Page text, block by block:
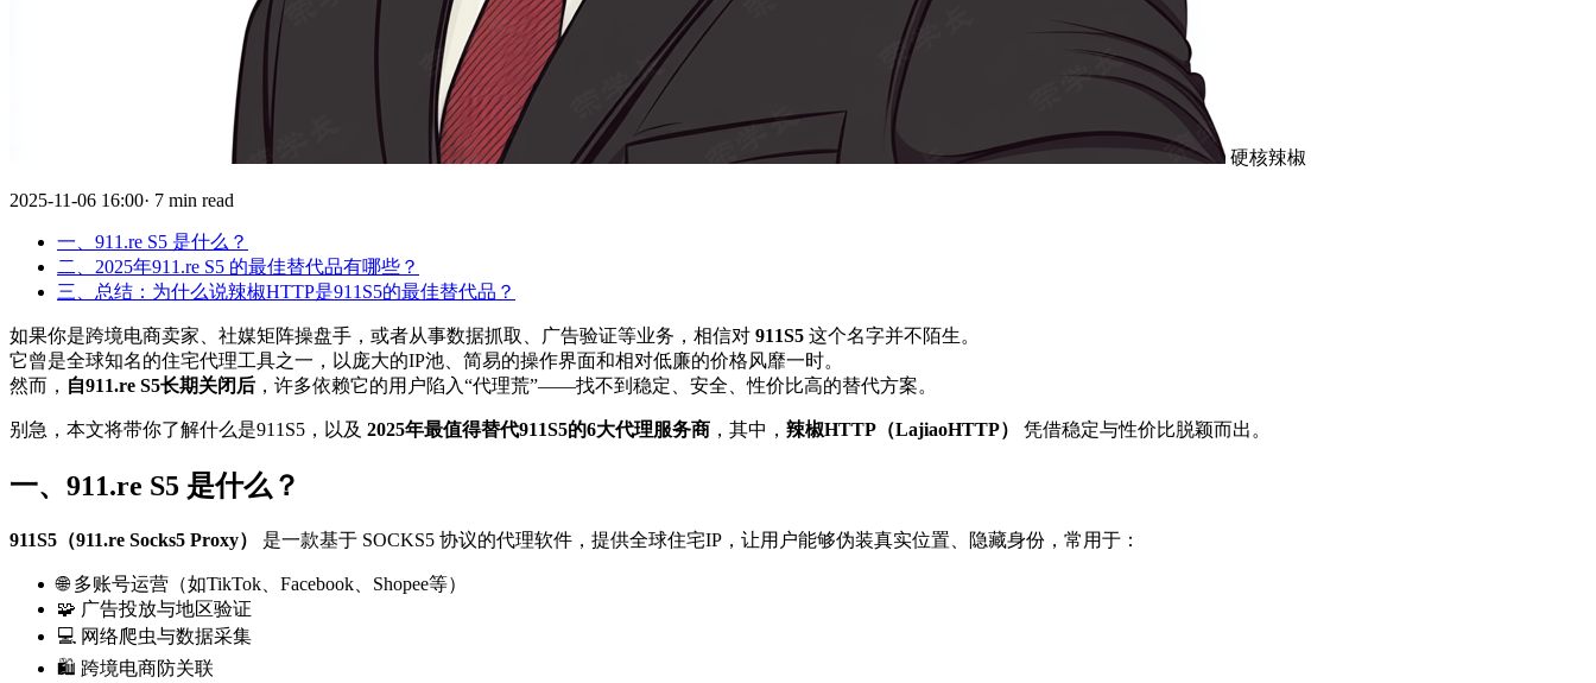
硬核辣椒
2025-11-06 16:00· 7 min read
一、911.re S5 是什么？
二、2025年911.re S5 的最佳替代品有哪些？
三、总结：为什么说辣椒HTTP是911S5的最佳替代品？
如果你是跨境电商卖家、社媒矩阵操盘手，或者从事数据抓取、广告验证等业务，相信对 911S5 这个名字并不陌生。
它曾是全球知名的住宅代理工具之一，以庞大的IP池、简易的操作界面和相对低廉的价格风靡一时。
然而， 自911.re S5长期关闭后 ，许多依赖它的用户陷入“代理荒”——找不到稳定、安全、性价比高的替代方案。
别急，本文将带你了解什么是911S5，以及 2025年最值得替代911S5的6大代理服务商 ，其中， 辣椒HTTP（LajiaoHTTP） 凭借稳定与性价比脱颖而出。
一、911.re S5 是什么？
911S5（911.re Socks5 Proxy） 是一款基于 SOCKS5 协议的代理软件，提供全球住宅IP，让用户能够伪装真实位置、隐藏身份，常用于：
🌐 多账号运营（如TikTok、Facebook、Shopee等）
🧩 广告投放与地区验证
💻 网络爬虫与数据采集
🛍️ 跨境电商防关联